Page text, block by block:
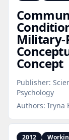
Concept
Publisher:
Psychology
Authors: Iryna
2012